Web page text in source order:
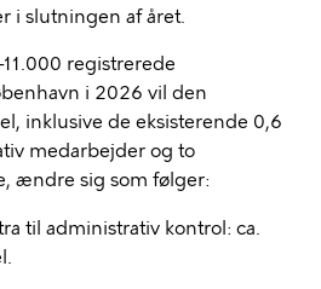
i slutningen af året.
registrerede
i 2026 vil den
inklusive de eksisterende 0,6
medarbejder og to
ændre sig som følger:
til administrativ kontrol: ca.